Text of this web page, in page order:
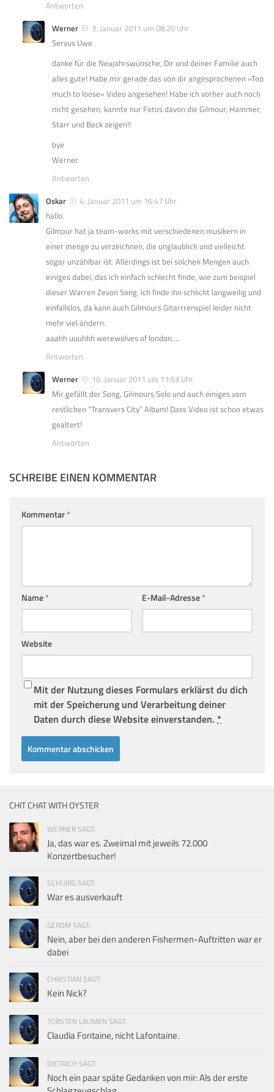
Antworten
Werner
3. Januar 2011 um 08:20 Uhr
Servus Uwe
danke für die Neujahrswünsche, Dir und deiner Familie auch
alles gute! Habe mir gerade das von dir angesprochenen »Too
much to loose« Video angesehen! Habe ich vorher auch noch
nicht gesehen, kannte nur Fotos davon die Gilmour, Hammer,
Starr und Beck zeigen!!
bye
Werner
Antworten
Oskar
4. Januar 2011 um 16:47 Uhr
hallo.
Gilmour hat ja team-works mit verschiedenen musikern in
einer menge zu verzeichnen, die unglaublich und vielleicht
sogar unzählbar ist. Allerdings ist bei solchen Mengen auch
einiges dabei, das ich einfach schlecht finde, wie zum beispiel
dieser Warren Zevon Song. Ich finde ihn schlicht langweilig und
einfallslos, da kann auch Gilmours Gitarrrenspiel leider nicht
mehr viel ändern.
aaahh uuuhhh werewolves of london….
Antworten
Werner
10. Januar 2011 um 11:53 Uhr
Mir gefällt der Song, Gilmours Solo und auch einiges vom
restlichen “Transvers City” Album! Dass Video ist schon etwas
gealtert!
Antworten
SCHREIBE EINEN KOMMENTAR
Kommentar*
Name* E-Mail-Adresse*
Website
Mit der Nutzung dieses Formulars erklärst du dich
mit der Speicherung und Verarbeitung deiner
Daten durch diese Website einverstanden. *
CHIT CHAT WITH OYSTER
WERNER SAGT:
Ja, das war es. Zweimal mit jeweils 72.000
Konzertbesucher!
SCHUIRG SAGT:
War es ausverkauft
GERDM SAGT:
Nein, aber bei den anderen Fishermen-Auftritten war er
dabei
CHRISTIAN SAGT:
Kein Nick?
TORSTEN LAUMEN SAGT:
Claudia Fontaine, nicht Lafontaine.
DIETRICH SAGT:
Noch ein paar späte Gedanken von mir: Als der erste